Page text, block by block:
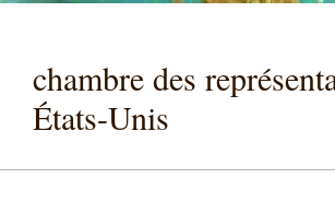
chambre des
États-Unis